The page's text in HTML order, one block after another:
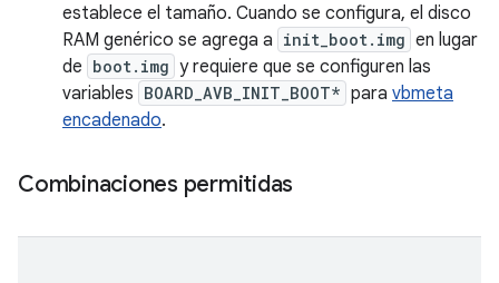
establece el tamaño. Cuando se configura, el disco
RAM genérico se agrega a init_boot.img en lugar
de boot.img y requiere que se configuren las
variables BOARD_AVB_INIT_BOOT* para vbmeta
encadenado.
Combinaciones permitidas